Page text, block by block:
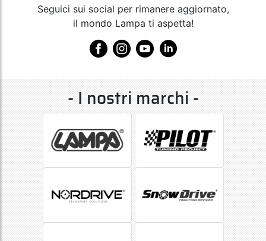
Seguici sui social per rimanere aggiornato,
il mondo Lampa ti aspetta!
- I nostri marchi -